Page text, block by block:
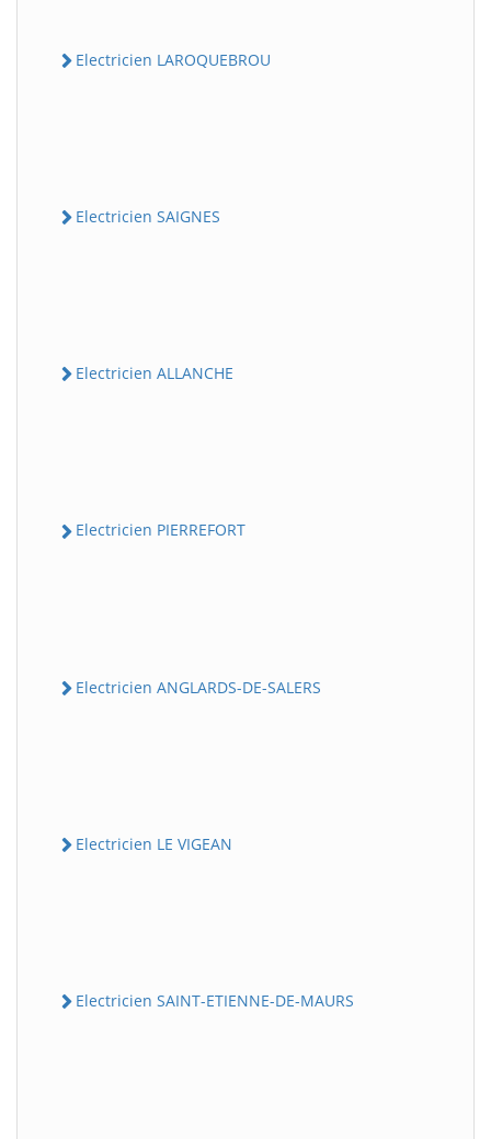
Electricien LAROQUEBROU
Electricien SAIGNES
Electricien ALLANCHE
Electricien PIERREFORT
Electricien ANGLARDS-DE-SALERS
Electricien LE VIGEAN
Electricien SAINT-ETIENNE-DE-MAURS